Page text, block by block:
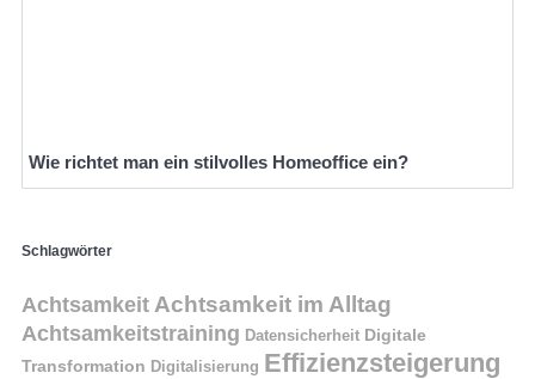
Wie richtet man ein stilvolles Homeoffice ein?
Schlagwörter
Achtsamkeit Achtsamkeit im Alltag
Achtsamkeitstraining Datensicherheit Digitale
Transformation Digitalisierung Effizienzsteigerung